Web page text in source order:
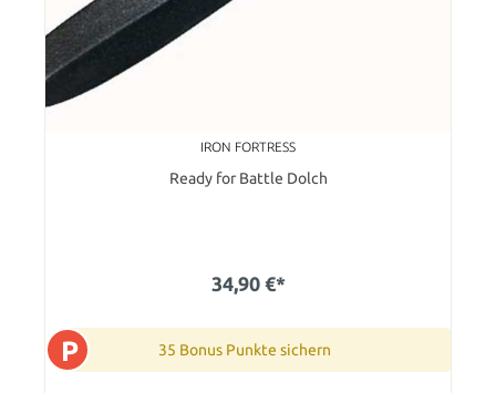
IRON FORTRESS
Ready for Battle Dolch
34,90 €*
P 35 Bonus Punkte sichern